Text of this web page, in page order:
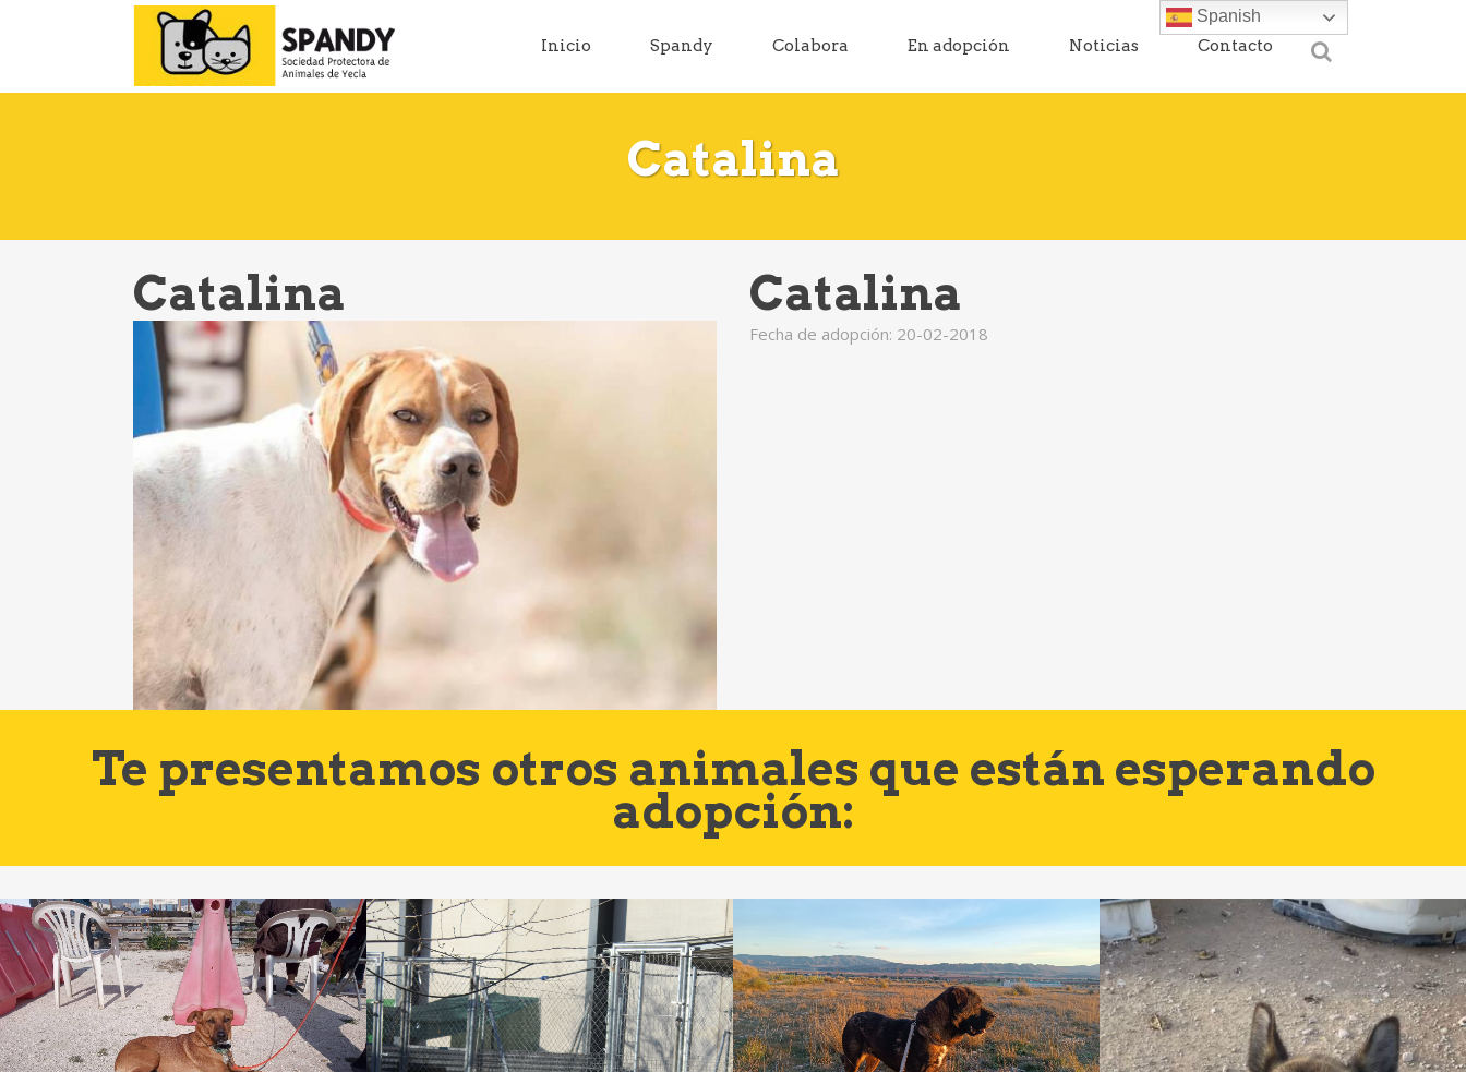
Inicio Spandy Colabora En adopción Noticias Contacto
Catalina
Catalina Catalina
Fecha de adopción: 20-02-2018
Te presentamos otros animales que están esperando
adopción:
Spanish